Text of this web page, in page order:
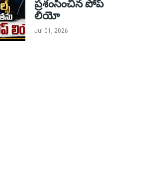
ప్రశంసించిన పోప్
లియో
Jul 01, 2026